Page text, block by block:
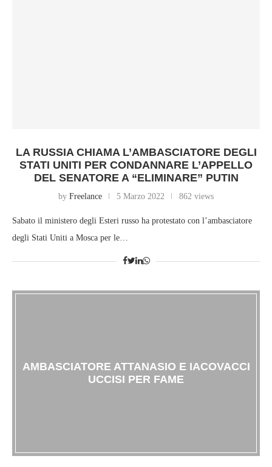
LA RUSSIA CHIAMA L’AMBASCIATORE DEGLI
STATI UNITI PER CONDANNARE L’APPELLO
DEL SENATORE A “ELIMINARE” PUTIN
by Freelance 5 Marzo 2022 862 views
Sabato il ministero degli Esteri russo ha protestato con l’ambasciatore
degli Stati Uniti a Mosca per le…
AMBASCIATORE ATTANASIO E IACOVACCI
UCCISI PER FAME